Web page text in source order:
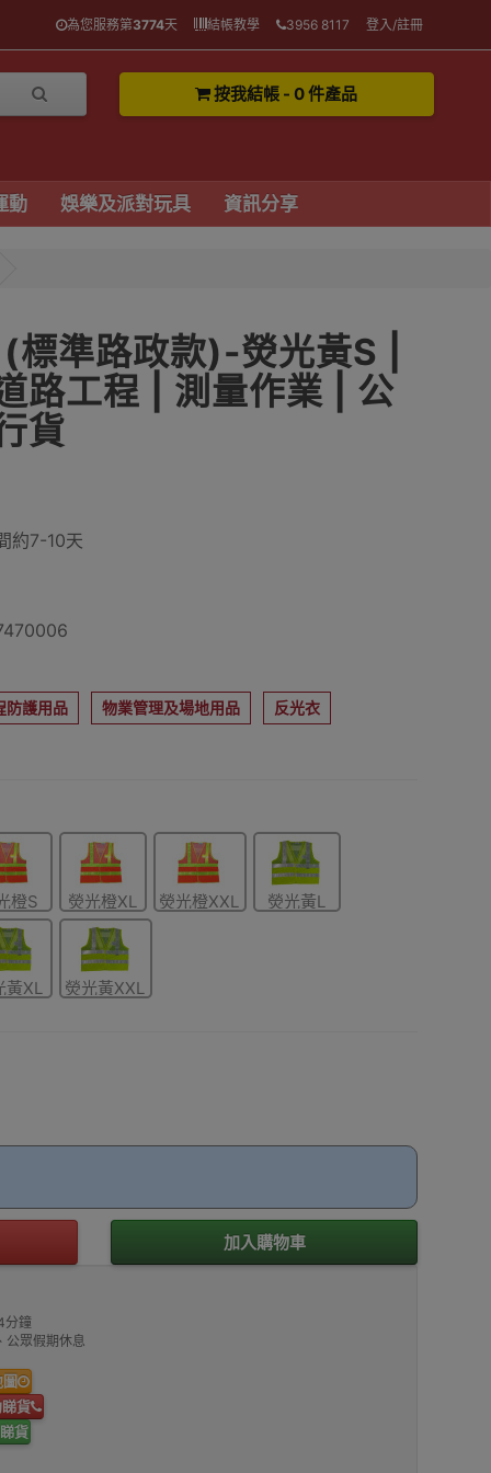
為您服務第3774天 結帳教學 3956 8117 登入/註冊
按我結帳 - 0 件產品
動 娛樂及派對玩具 資訊分享
標準路政款)-熒光黃S |
路工程 | 測量作業 | 公
貨
約7-10天
防護用品 物業管理及場地用品 反光衣
橙S 熒光橙XL 熒光橙XXL 熒光黃L
黃XL 熒光黃XXL
加入購物車
分鐘
眾假期休息
貨
貨